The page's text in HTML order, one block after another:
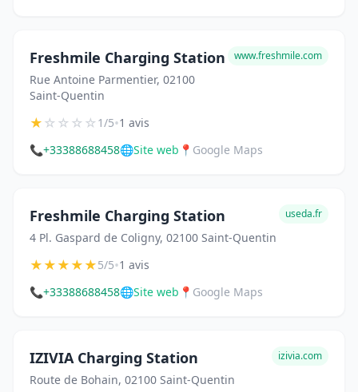
Freshmile Charging Station
Rue Antoine Parmentier, 02100
Saint-Quentin
www.freshmile.com
★☆☆☆☆1/5•1 avis
📞+33388688458🌐Site web 📍 Google Maps
Freshmile Charging Station
4 Pl. Gaspard de Coligny, 02100 Saint-Quentin
useda.fr
★★★★★5/5•1 avis
📞+33388688458🌐Site web 📍 Google Maps
IZIVIA Charging Station
Route de Bohain, 02100 Saint-Quentin
izivia.com